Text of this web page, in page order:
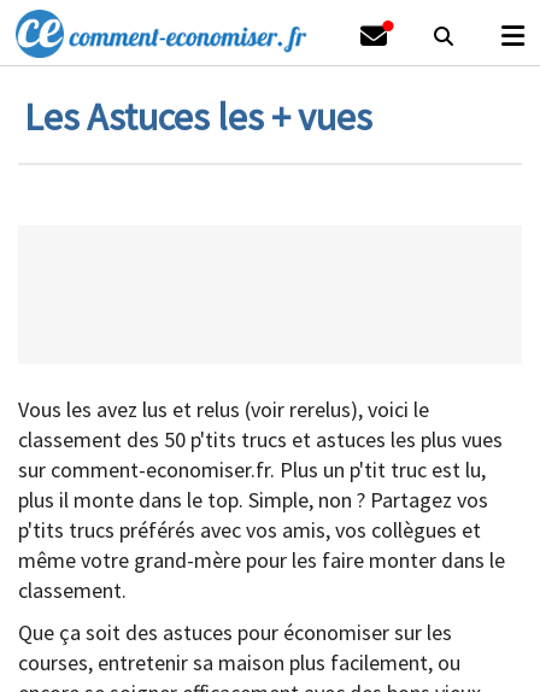
Les Astuces les + vues
Vous les avez lus et relus (voir rerelus), voici le
classement des 50 p'tits trucs et astuces les plus vues
sur comment-economiser.fr. Plus un p'tit truc est lu,
plus il monte dans le top. Simple, non ? Partagez vos
p'tits trucs préférés avec vos amis, vos collègues et
même votre grand-mère pour les faire monter dans le
classement.
Que ça soit des astuces pour économiser sur les
courses, entretenir sa maison plus facilement, ou